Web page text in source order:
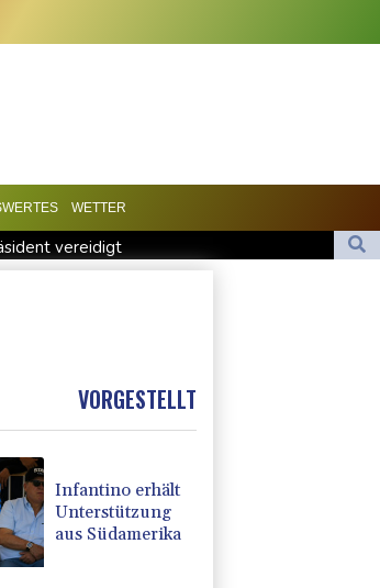
WETTER
vereidigt
in Ceuta
VORGESTELLT
Infantino erhält
Unterstützung
aus Südamerika